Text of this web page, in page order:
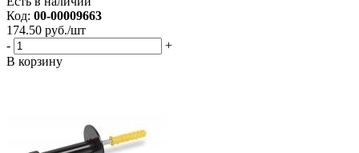
Код: 00-00009663
174.50 руб./шт
-
+
В корзину